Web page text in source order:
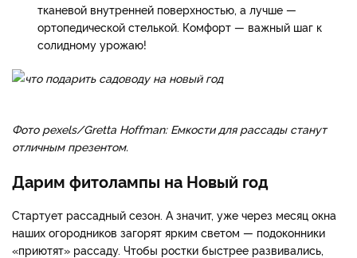
тканевой внутренней поверхностью, а лучше —
ортопедической стелькой. Комфорт — важный шаг к
солидному урожаю!
Фото pexels/Gretta Hoffman: Емкости для рассады станут
отличным презентом.
Дарим фитолампы на Новый год
Стартует рассадный сезон. А значит, уже через месяц окна
наших огородников загорят ярким светом — подоконники
«приютят» рассаду. Чтобы ростки быстрее развивались,